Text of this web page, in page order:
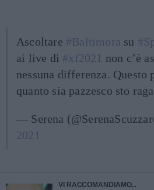
Ascoltare #Baltimora su
ai live di #xf2021 non c’è
nessuna differenza. Questo
quanto sia pazzesco sto
— Serena
2021
VI RACCOMANDIAMO...